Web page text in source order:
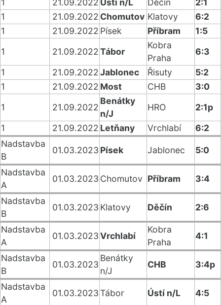
1
21.09.2022 Ústí n/L Děčín
2:1
1
21.09.2022 Chomutov Klatovy
6:2
1
21.09.2022 Písek Příbram
1:5
1
21.09.2022Tábor
Kobra
Praha
6:3
1
21.09.2022Jablonec Řisuty
5:2
1
21.09.2022 Most CHB
3:0
1
21.09.2022
Benátky
n/J
HRO
2:1p
1
21.09.2022 Letňany Vrchlabí
6:2
Nadstavba
B
01.03.2023 Písek Jablonec 5:0
Nadstavba
A
01.03.2023 Chomutov Příbram 3:4
Nadstavba
B
01.03.2023 Klatovy Děčín 2:6
Nadstavba
A
01.03.2023Vrchlabí
Kobra
Praha
4:1
Nadstavba
B
01.03.2023
Benátky
n/J
CHB 3:4p
Nadstavba
A
01.03.2023Tábor Ústí n/L
4:5